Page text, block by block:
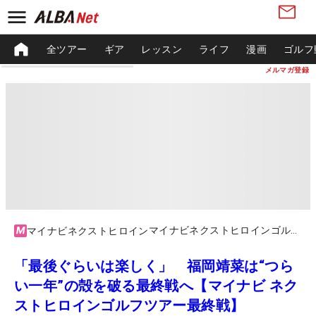
メルマガ登録
全ツアー ギア レッスン ライフ 漫画 ゴル
マイナビネクストヒロイン
「最後ぐらいは楽しく」 福岡靖菜は“つら
い一年”の殻を破る最終戦へ【マイナビ ネク
ストヒロインゴルフツアー最終戦】